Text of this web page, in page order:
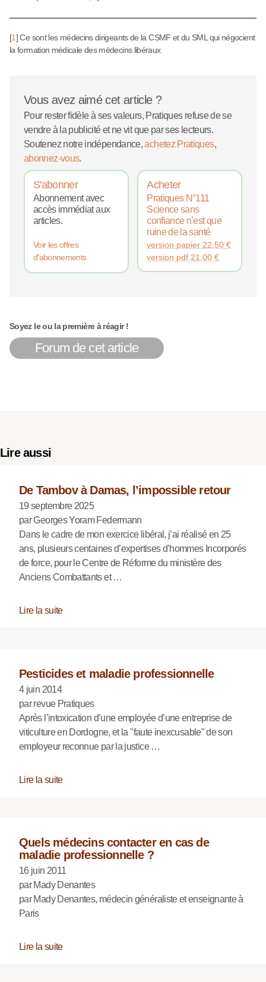
[1]Ce sont les médecins dirigeants de la CSMF et du SML qui négocient
la formation médicale des médecins libéraux
Vous avez aimé cet article ?
Pour rester fidèle à ses valeurs, Pratiques refuse de se
vendre à la publicité et ne vit que par ses lecteurs.
Soutenez notre indépendance,achetez Pratiques,
abonnez-vous.
S'abonner
Abonnement avec
accès immédiat aux
articles.
Voir les offres
d'abonnements
Acheter
Pratiques N°111
Science sans
confiance n’est que
ruine de la santé
version papier 22,50€
version pdf 21,00€
Soyez le ou la première à réagir !
Forum de cet article
Lire aussi
De Tambov à Damas, l’impossible retour
19 septembre 2025
par Georges Yoram Federmann
Dans le cadre de mon exercice libéral, j’ai réalisé en 25
ans, plusieurs centaines d’expertises d’hommes Incorporés
de force, pour le Centre de Réforme du ministère des
Anciens Combattants et …
Lire la suite
Pesticides et maladie professionnelle
4 juin 2014
par revue Pratiques
Après l’intoxication d’une employée d’une entreprise de
viticulture en Dordogne, et la "faute inexcusable" de son
employeur reconnue par la justice …
Lire la suite
Quels médecins contacter en cas de
maladie professionnelle ?
16 juin 2011
par Mady Denantes
par Mady Denantes, médecin généraliste et enseignante à
Paris
Lire la suite